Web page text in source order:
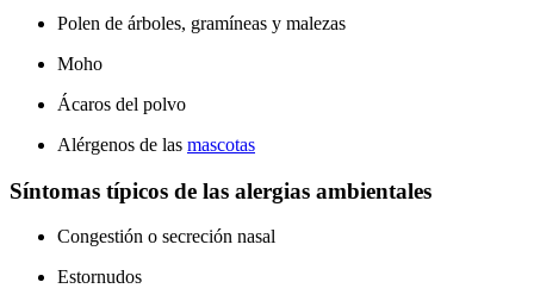
Polen de árboles, gramíneas y malezas
Moho
Ácaros del polvo
Alérgenos de las mascotas
Síntomas típicos de las alergias ambientales
Congestión o secreción nasal
Estornudos